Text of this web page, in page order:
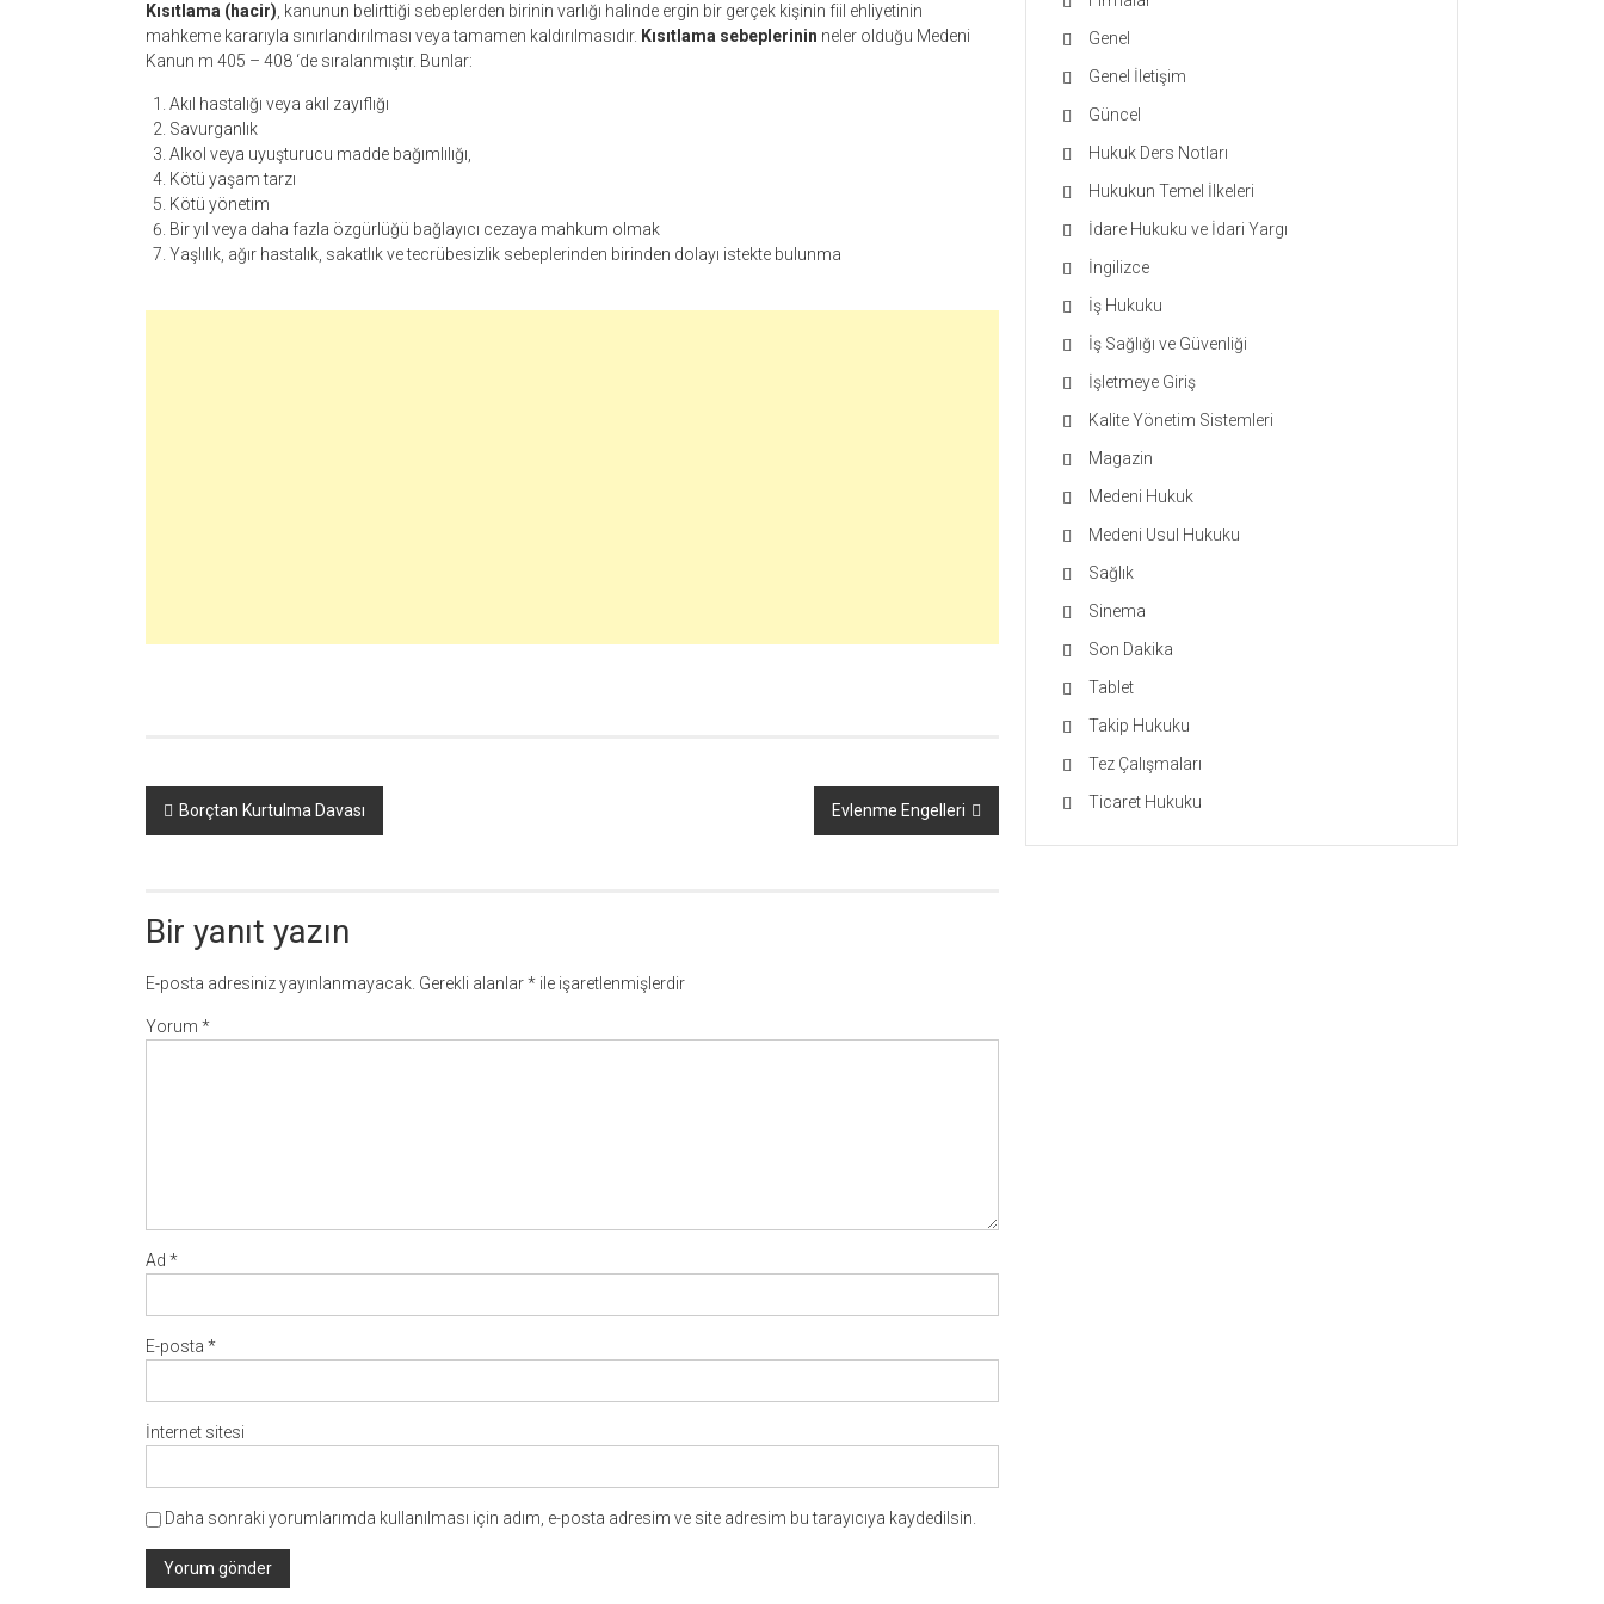
Kısıtlama (hacir) , kanunun belirttiği sebeplerden birinin varlığı halinde ergin bir gerçek kişinin fiil ehliyetinin
mahkeme kararıyla sınırlandırılması veya tamamen kaldırılmasıdır. Kısıtlama sebeplerinin neler olduğu Medeni
Kanun m 405 – 408 ‘de sıralanmıştır. Bunlar:
Akıl hastalığı veya akıl zayıflığı
Savurganlık
Alkol veya uyuşturucu madde bağımlılığı,
Kötü yaşam tarzı
Kötü yönetim
Bir yıl veya daha fazla özgürlüğü bağlayıcı cezaya mahkum olmak
Yaşlılık, ağır hastalık, sakatlık ve tecrübesizlik sebeplerinden birinden dolayı istekte bulunma
Yazı
dolaşımı
Borçtan Kurtulma Davası Evlenme Engelleri
Bir yanıt yazın
E-posta adresiniz yayınlanmayacak. Gerekli alanlar* ile işaretlenmişlerdir
Yorum *
Ad *
E-posta *
İnternet sitesi
Daha sonraki yorumlarımda kullanılması için adım, e-posta adresim ve site adresim bu tarayıcıya kaydedilsin.
Genel
Genel İletişim
Güncel
Hukuk Ders Notları
Hukukun Temel İlkeleri
İdare Hukuku ve İdari Yargı
İngilizce
İş Hukuku
İş Sağlığı ve Güvenliği
İşletmeye Giriş
Kalite Yönetim Sistemleri
Magazin
Medeni Hukuk
Medeni Usul Hukuku
Sağlık
Sinema
Son Dakika
Tablet
Takip Hukuku
Tez Çalışmaları
Ticaret Hukuku